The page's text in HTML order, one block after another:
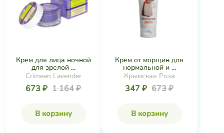
Крем для лица ночной
для зрелой ...
Crimean Lavender
673 ₽ 1 164 ₽
В корзину
Крем от морщин для
нормальной и ...
Крымская Роза
347 ₽ 673 ₽
В корзину